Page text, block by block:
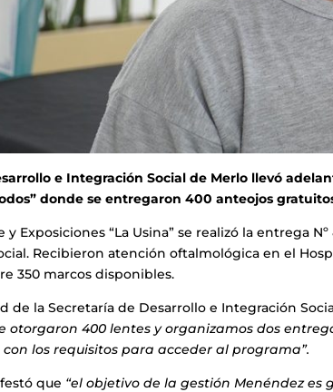
e Integración Social de Merlo llevó
donde se entregaron 400 anteojos
y Exposiciones “La Usina” se realizó la entrega
Recibieron atención oftalmológica en el
350 marcos disponibles.
de la Secretaría de Desarrollo e Integración
otorgaron 400 lentes y organizamos dos
los requisitos para acceder al programa”.
que “el objetivo de la gestión Menéndez